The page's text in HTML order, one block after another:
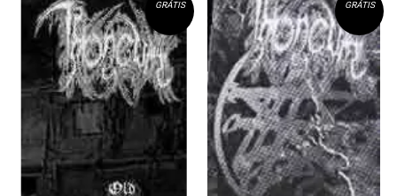
GRÁTIS
GRÁTIS